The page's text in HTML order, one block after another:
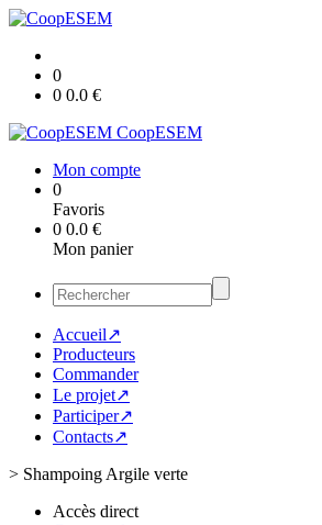
0
0 0.0 €
CoopESEM
Mon compte
0
Favoris
0 0.0 €
Mon panier
Accueil↗
Producteurs
Commander
Le projet↗
Participer↗
Contacts↗
> Shampoing Argile verte
Accès direct